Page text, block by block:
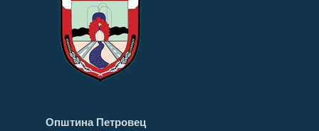
Општина Петровец